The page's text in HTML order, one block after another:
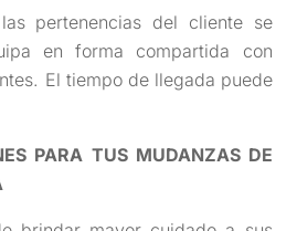
pertenencias del cliente se
en forma compartida con
El tiempo de llegada puede
PARA TUS MUDANZAS DE